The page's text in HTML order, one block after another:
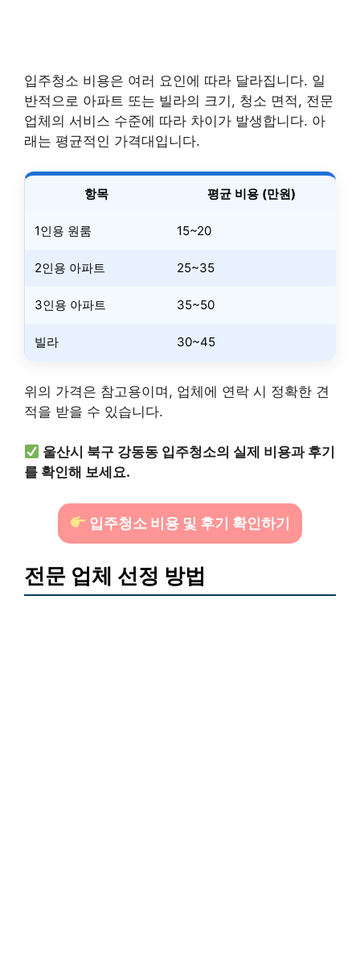
입주청소 비용은 여러 요인에 따라 달라집니다. 일
반적으로 아파트 또는 빌라의 크기, 청소 면적, 전문
업체의 서비스 수준에 따라 차이가 발생합니다. 아
래는 평균적인 가격대입니다.
항목 평균 비용 (만원)
1인용 원룸 15~20
2인용 아파트 25~35
3인용 아파트 35~50
빌라 30~45
위의 가격은 참고용이며, 업체에 연락 시 정확한 견
적을 받을 수 있습니다.
울산시 북구 강동동 입주청소의 실제 비용과 후기
를 확인해 보세요.
입주청소 비용 및 후기 확인하기
전문 업체 선정 방법